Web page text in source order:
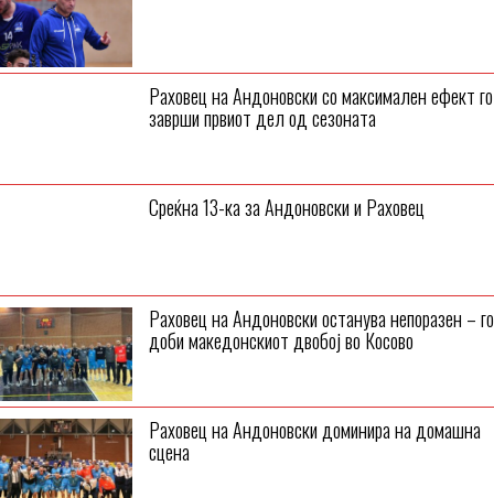
Раховец на Андоновски со максимален ефект го
заврши првиот дел од сезоната
Среќна 13-ка за Андоновски и Раховец
Раховец на Андоновски останува непоразен – го
доби македонскиот двобој во Косово
Раховец на Андоновски доминира на домашна
сцена